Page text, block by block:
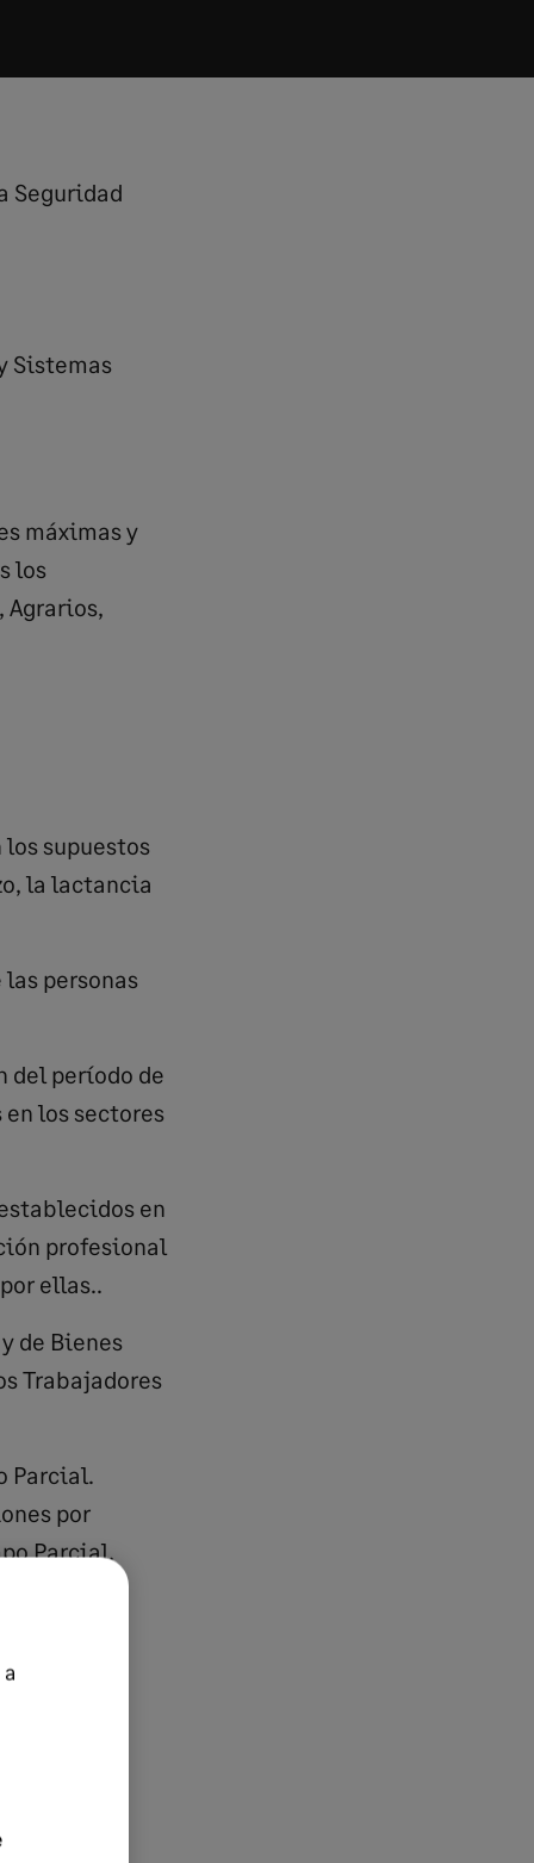
Seguridad
Sistemas
máximas y
los
Agrarios,
supuestos
la lactancia
personas
del período de
los sectores
en
profesional
ellas..
de Bienes
Trabajadores
Parcial.
por
Parcial.